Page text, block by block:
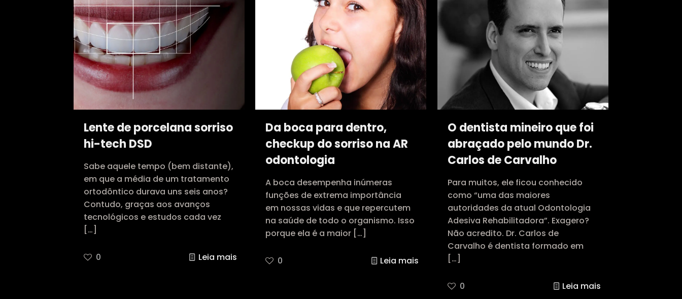
Lente de porcelana sorriso
hi-tech DSD
Sabe aquele tempo (bem distante),
em que a média de um tratamento
ortodôntico durava uns seis anos?
Contudo, graças aos avanços
tecnológicos e estudos cada vez
[…]
0 Leia mais
Da boca para dentro,
checkup do sorriso na AR
odontologia
A boca desempenha inúmeras
funções de extrema importância
em nossas vidas e que repercutem
na saúde de todo o organismo. Isso
porque ela é a maior […]
0 Leia mais
O dentista mineiro que foi
abraçado pelo mundo Dr.
Carlos de Carvalho
Para muitos, ele ficou conhecido
como “uma das maiores
autoridades da atual Odontologia
Adesiva Rehabilitadora”. Exagero?
Não acredito. Dr. Carlos de
Carvalho é dentista formado em
[…]
0 Leia mais